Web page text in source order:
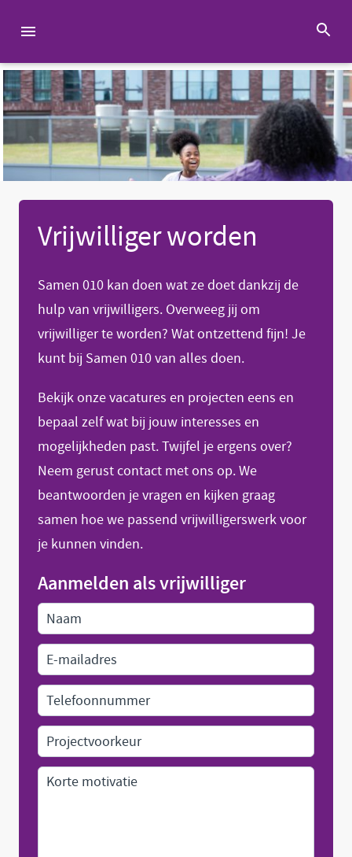
Vrijwilliger worden
Samen 010 kan doen wat ze doet dankzij de
hulp van vrijwilligers. Overweeg jij om
vrijwilliger te worden? Wat ontzettend fijn! Je
kunt bij Samen 010 van alles doen.
Bekijk onze vacatures en projecten eens en
bepaal zelf wat bij jouw interesses en
mogelijkheden past. Twijfel je ergens over?
Neem gerust contact met ons op. We
beantwoorden je vragen en kijken graag
samen hoe we passend vrijwilligerswerk voor
je kunnen vinden.
Aanmelden als vrijwilliger